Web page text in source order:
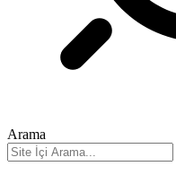
Arama